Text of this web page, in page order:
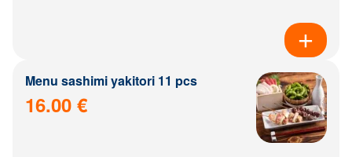
Menu sashimi yakitori 11 pcs
16.00 €